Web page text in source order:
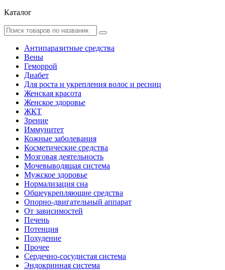
Каталог
Антипаразитные средства
Вены
Геморрой
Диабет
Для роста и укрепления волос и ресниц
Женская красота
Женское здоровье
ЖКТ
Зрение
Иммунитет
Кожные заболевания
Косметические средства
Мозговая деятельность
Мочевыводящая система
Мужское здоровье
Нормализация сна
Общеукрепляющие средства
Опорно-двигательный аппарат
От зависимостей
Печень
Потенция
Похудение
Прочее
Сердечно-сосудистая система
Эндокринная система